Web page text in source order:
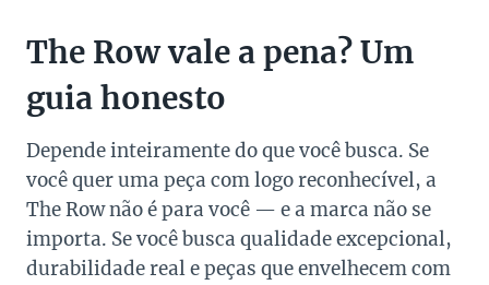
The Row vale a pena? Um
guia honesto
Depende inteiramente do que você busca. Se
você quer uma peça com logo reconhecível, a
The Row não é para você — e a marca não se
importa. Se você busca qualidade excepcional,
durabilidade real e peças que envelhecem com